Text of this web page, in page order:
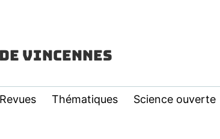
Vincennes
Revues Thématiques Science ouverte